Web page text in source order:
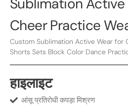
Cheer Practice
Custom Sublimation Active Wear for
Shorts Sets Block Color Dance
हाइलाइट
आंसू प्रतिरोधी कपड़ा मिश्रण